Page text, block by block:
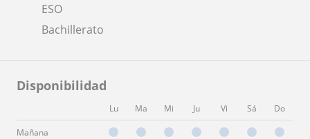
ESO
Bachillerato
Disponibilidad
Lu Ma Mi Ju Vi Sá Do
Mañana